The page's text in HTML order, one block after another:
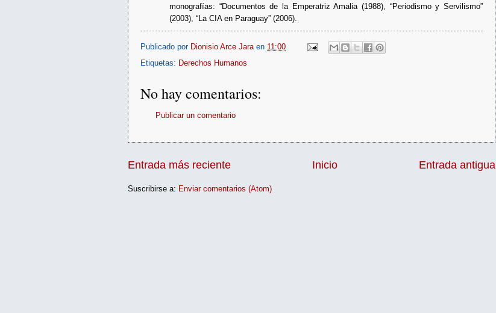
monografías: “Documentos de la Emperatriz Amalia (1988), “Periodismo y Servilismo”
(2003), “La CIA en Paraguay” (2006).
Publicado por Dionisio Arce Jara en 11:00
Etiquetas: Derechos Humanos
No hay comentarios:
Publicar un comentario
Entrada más reciente Entrada antigua
Inicio
Suscribirse a: Enviar comentarios (Atom)